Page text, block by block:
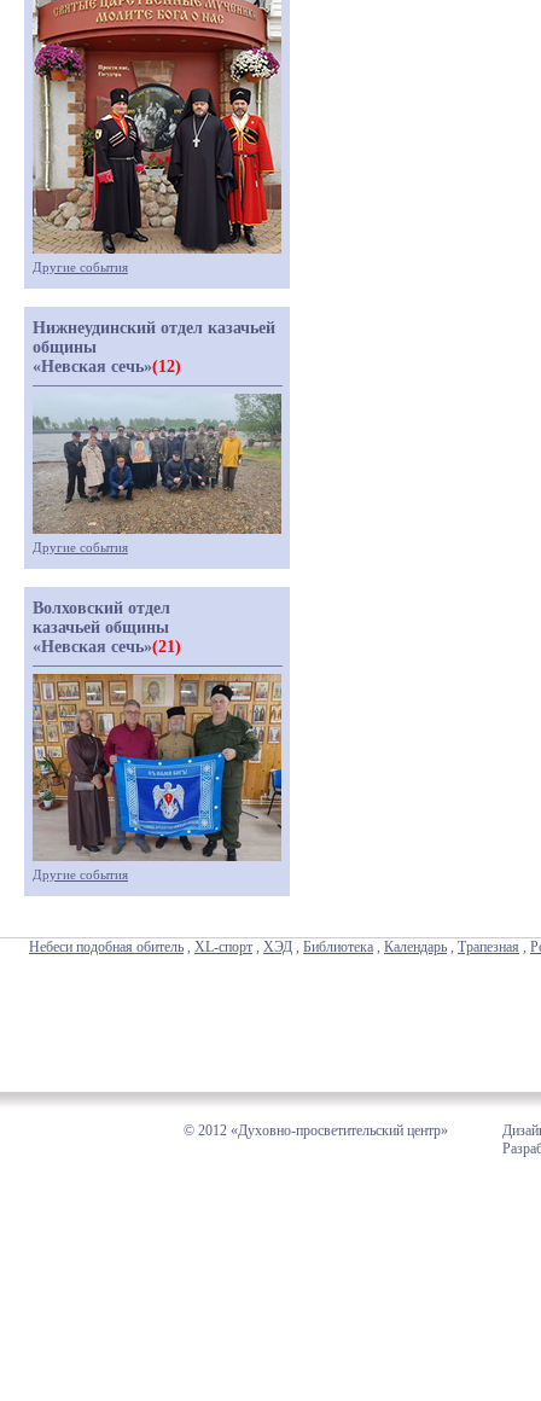
Другие события
Нижнеудинский отдел казачьей
общины
«Невская сечь»(12)
Другие события
Волховский отдел
казачьей общины
«Невская сечь»(21)
Другие события
Небеси подобная обитель , XL-спорт , ХЭД , Библиотека , Календарь , Трапезная ,
© 2012 «Духовно-просветительский центр»